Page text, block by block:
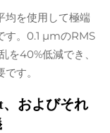
均を使用して極端
す。0.1 µmのRMS
を40%低減でき、
す。
およびそれ